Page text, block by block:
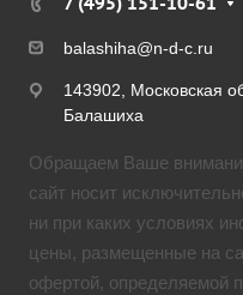
balashiha@n-d-c.ru
143902, Московская
Балашиха
Обращаем Ваше
сайт носит
ни при каких условиях
цены, размещенные на
офертой, определяемой